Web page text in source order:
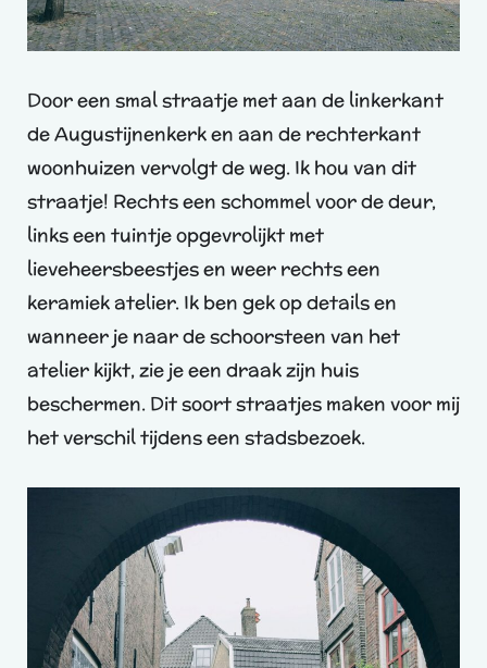
Door een smal straatje met aan de linkerkant
de Augustijnenkerk en aan de rechterkant
woonhuizen vervolgt de weg. Ik hou van dit
straatje! Rechts een schommel voor de deur,
links een tuintje opgevrolijkt met
lieveheersbeestjes en weer rechts een
keramiek atelier. Ik ben gek op details en
wanneer je naar de schoorsteen van het
atelier kijkt, zie je een draak zijn huis
beschermen. Dit soort straatjes maken voor mij
het verschil tijdens een stadsbezoek.